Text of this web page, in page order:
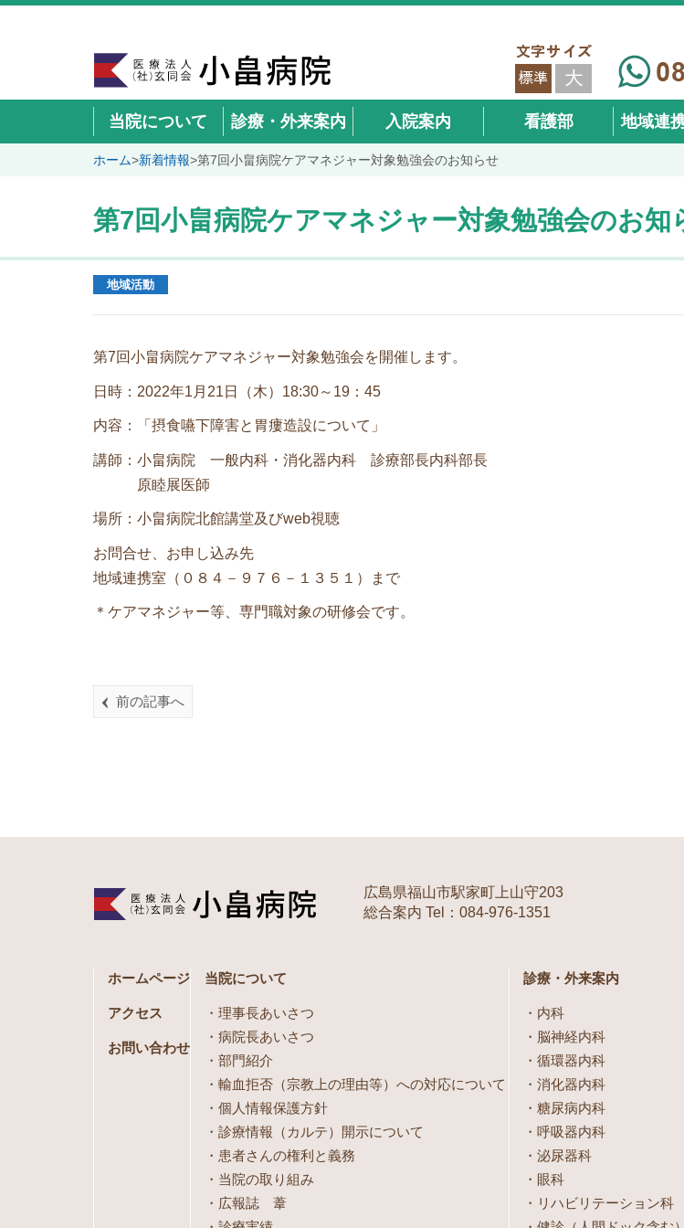
当院について 診療・外来案内 入院案内 看護部 地域連
ホーム>新着情報>第7回小畠病院ケアマネジャー対象勉強会のお知らせ
第7回小畠病院ケアマネジャー対象勉強会のお知
地域活動
第7回小畠病院ケアマネジャー対象勉強会を開催します。
日時：2022年1月21日（木）18:30～19：45
内容：「摂食嚥下障害と胃瘻造設について」
講師：小畠病院 一般内科・消化器内科 診療部長内科部長
原睦展医師
場所：小畠病院北館講堂及びweb視聴
お問合せ、お申し込み先
地域連携室（０８４－９７６－１３５１）まで
＊ケアマネジャー等、専門職対象の研修会です。
前の記事へ
広島県福山市駅家町上山守203
総合案内 Tel：084-976-1351
ホームページ
アクセス
お問い合わせ
当院について
理事長あいさつ
病院長あいさつ
部門紹介
輸血拒否（宗教上の理由等）への対応について
個人情報保護方針
診療情報（カルテ）開示について
患者さんの権利と義務
当院の取り組み
広報誌 葦
診療・外来案内
内科
脳神経内科
循環器内科
消化器内科
糖尿病内科
呼吸器内科
泌尿器科
眼科
リハビリテーション科